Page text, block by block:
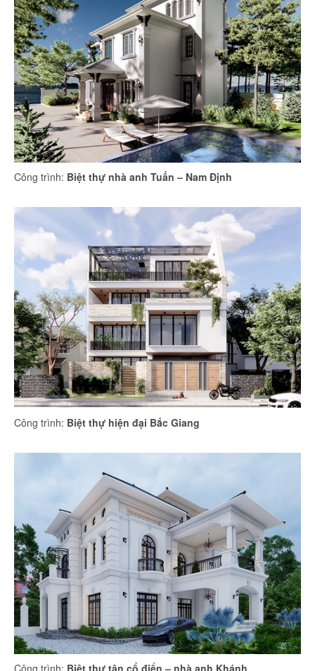
Công trình: Biệt thự nhà anh Tuấn – Nam Định
Công trình: Biệt thự hiện đại Bắc Giang
Công trình: Biệt thự tân cổ điển – nhà anh Khánh